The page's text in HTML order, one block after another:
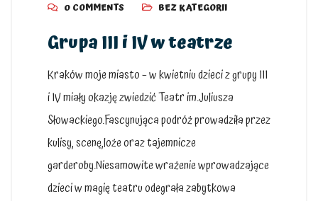
0 COMMENTS
BEZ KATEGORII
Grupa III i IV w teatrze
Kraków moje miasto – w kwietniu dzieci z grupy III
i IV miały okazję zwiedzić Teatr im.Juliusza
Słowackiego.Fascynująca podróż prowadziła przez
kulisy, scenę,loże oraz tajemnicze
garderoby.Niesamowite wrażenie wprowadzające
dzieci w magię teatru odegrała zabytkowa